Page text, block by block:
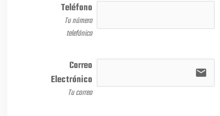
Teléfono
Tu número
telefónico
Correo
Electrónico
Tu correo
email